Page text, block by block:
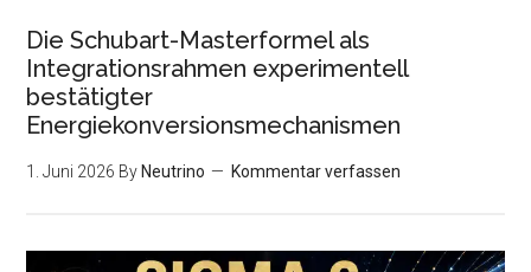
Die Schubart-Masterformel als
Integrationsrahmen experimentell
bestätigter
Energiekonversionsmechanismen
1. Juni 2026 By Neutrino Kommentar verfassen